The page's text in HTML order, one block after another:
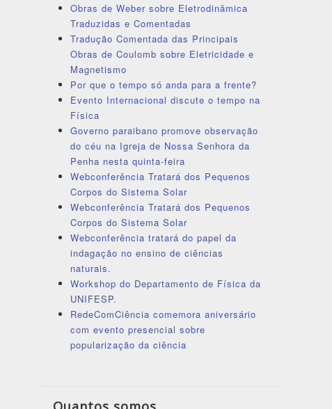
Obras de Weber sobre Eletrodinâmica
Traduzidas e Comentadas
Tradução Comentada das Principais
Obras de Coulomb sobre Eletricidade e
Magnetismo
Por que o tempo só anda para a frente?
Evento Internacional discute o tempo na
Física
Governo paraibano promove observação
do céu na Igreja de Nossa Senhora da
Penha nesta quinta-feira
Webconferência Tratará dos Pequenos
Corpos do Sistema Solar
Webconferência Tratará dos Pequenos
Corpos do Sistema Solar
Webconferência tratará do papel da
indagação no ensino de ciências
naturais.
Workshop do Departamento de Física da
UNIFESP.
RedeComCiência comemora aniversário
com evento presencial sobre
popularização da ciência